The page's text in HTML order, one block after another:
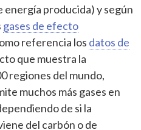
producida) y según
gases de efecto
referencia los datos de
que muestra la
regiones del mundo,
muchos más gases en
de si la
del carbón o de